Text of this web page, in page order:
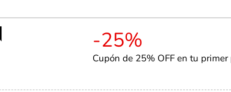
-25%
Cupón de 25% OFF en tu primer